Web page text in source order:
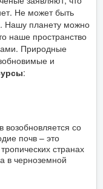
Не может быть
Нашу планету можно
наше пространство
Природные
и
:
со
почв – это
странах
в черноземной